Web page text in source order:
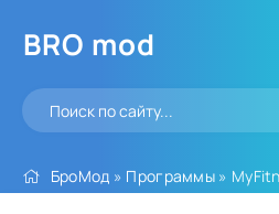
BRO mod
БроМод » Программы »